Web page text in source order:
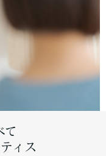
て
ィス